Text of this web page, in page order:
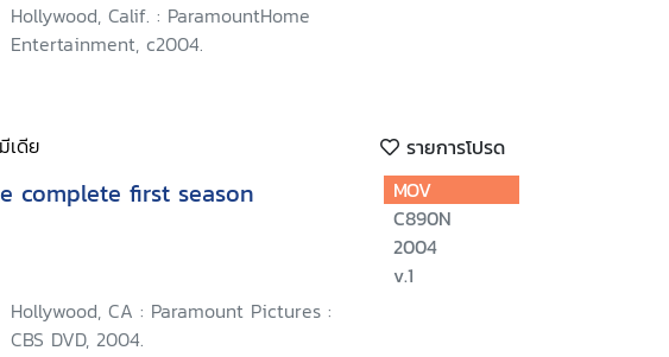
Hollywood, Calif. : ParamountHome
Entertainment, c2004.
เดีย รายการโปรด
complete first season
Hollywood, CA : Paramount Pictures :
CBS DVD, 2004.
MOV
C890N
2004
v.1